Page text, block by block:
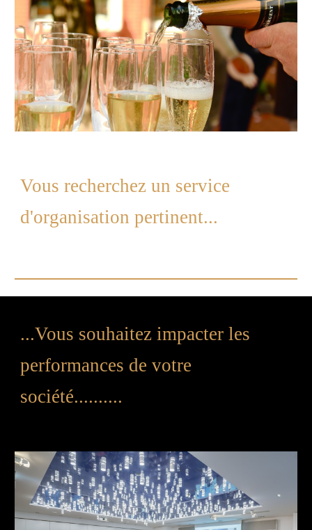
Vous recherchez un service
d'organisation pertinent...
...Vous souhaitez impacter les
performances de votre
société..........